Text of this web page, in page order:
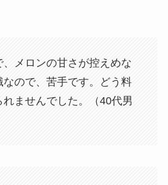
、メロンの甘さが控えめな
なので、苦手です。どう料
ませんでした。（40代男